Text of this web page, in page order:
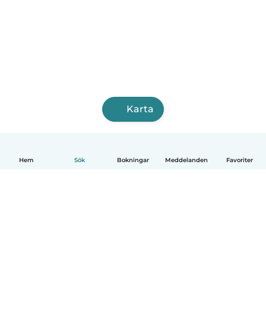
Hem Sök Bokningar Meddelanden Favoriter
Karta